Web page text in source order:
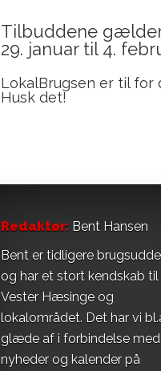
Tilbuddene
29. januar til 4.
LokalBrugsen er til for
Husk det!
Redaktør: Bent Hansen
Bent er tidligere
og har et stort kendskab til
Vester Hæsinge og
lokalområdet. Det har vi
glæde af i forbindelse med
nyheder og kalender på